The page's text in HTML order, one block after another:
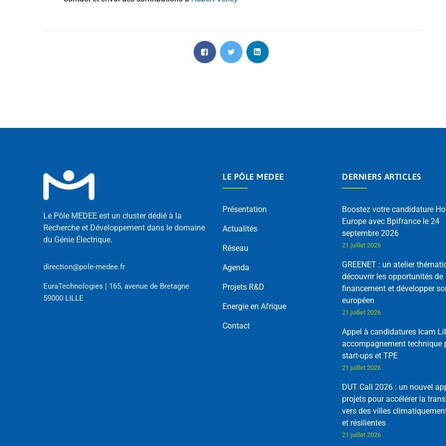
Le Pôle MEDEE est un cluster dédié à la
Recherche et Développement dans le domaine
du Génie Électrique.
direction@pole-medee.fr
EuraTechnologies | 165, avenue de Bretagne
59000 LILLE
LE PÔLE MEDEE
Présentation
Actualités
Réseau
Agenda
Projets R&D
Energie en Afrique
Contact
DERNIERS ARTICLES
Boostez votre candidature
Europe avec Bpifrance le 24
septembre 2026
21 juillet 2026
GREENET : un atelier
découvrir les opportunités de
financement et développer
européen
21 juillet 2026
Appel à candidatures Icam
accompagnement technique
start-ups et TPE
21 juillet 2026
DUT Call 2026 : un nouvel
projets pour accélérer la
vers des villes
et résilientes
21 juillet 2026